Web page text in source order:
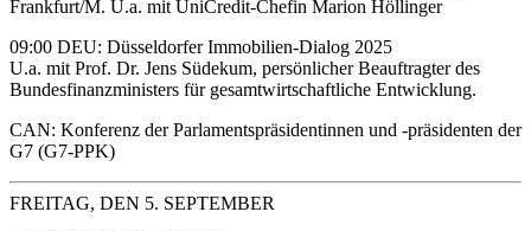
Frankfurt/M. U.a. mit UniCredit-Chefin Marion Höllinger
09:00 DEU: Düsseldorfer Immobilien-Dialog 2025
U.a. mit Prof. Dr. Jens Südekum, persönlicher Beauftragter des
Bundesfinanzministers für gesamtwirtschaftliche Entwicklung.
CAN: Konferenz der Parlamentspräsidentinnen und -präsidenten der
G7 (G7-PPK)
FREITAG, DEN 5. SEPTEMBER